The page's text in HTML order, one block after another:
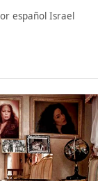
español Israel